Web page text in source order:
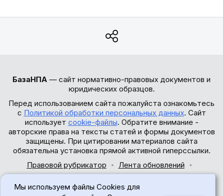
БазаНПА — сайт нормативно-правовых документов и
юридических образцов.
Перед использованием сайта пожалуйста ознакомьтесь
с Политикой обработки персональных данных. Сайт
использует cookie-файлы. Обратите внимание -
авторские права на тексты статей и формы документов
защищены. При цитировании материалов сайта
обязательна установка прямой активной гиперссылки.
Правовой рубрикатор
Лента обновлений
© 2017-2026
Мы используем файлы Cookies для